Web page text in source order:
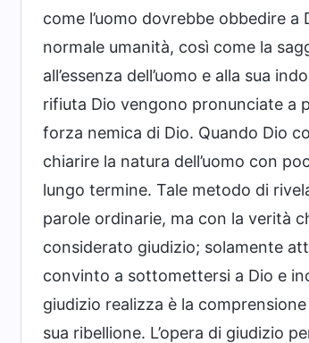
come l’uomo dovrebbe obbedire
normale umanità, così come la
all’essenza dell’uomo e alla sua
rifiuta Dio vengono pronunciate a
forza nemica di Dio. Quando Dio
chiarire la natura dell’uomo con
lungo termine. Tale metodo di
parole ordinarie, ma con la verità
considerato giudizio; solamente
convinto a sottomettersi a Dio e
giudizio realizza è la
sua ribellione. L’opera di giudizio